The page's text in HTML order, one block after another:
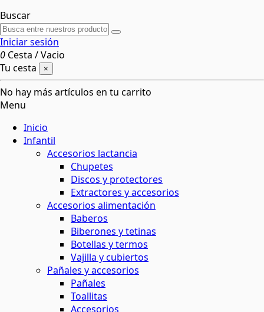
Buscar
Iniciar sesión
0 Cesta /Vacio
Tu cesta
×
No hay más artículos en tu carrito
Menu
Inicio
Infantil
Accesorios lactancia
Chupetes
Discos y protectores
Extractores y accesorios
Accesorios alimentación
Baberos
Biberones y tetinas
Botellas y termos
Vajilla y cubiertos
Pañales y accesorios
Pañales
Toallitas
Accesorios